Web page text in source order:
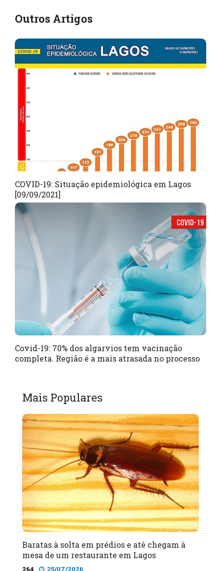
Outros Artigos
COVID-19: Situação epidemiológica em Lagos
[09/09/2021]
Covid-19: 70% dos algarvios tem vacinação
completa. Região é a mais atrasada no processo
Mais Populares
Baratas à solta em prédios e até chegam à
mesa de um restaurante em Lagos
264 25/07/2026